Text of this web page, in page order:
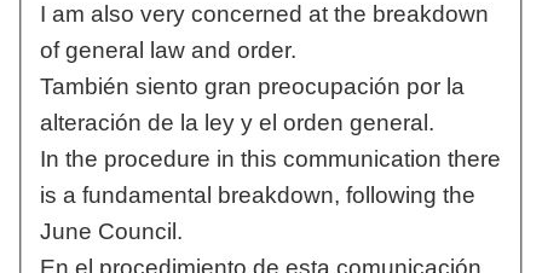
I am also very concerned at the breakdown
of general law and order.
También siento gran preocupación por la
alteración de la ley y el orden general.
In the procedure in this communication there
is a fundamental breakdown, following the
June Council.
En el procedimiento de esta comunicación